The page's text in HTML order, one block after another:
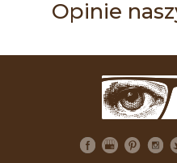
Opinie